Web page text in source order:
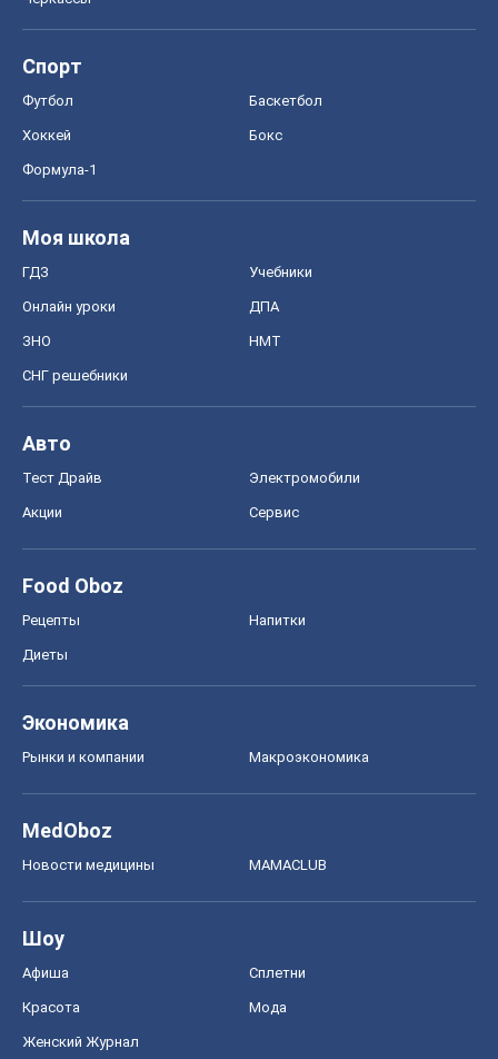
Спорт
Футбол Баскетбол
Хоккей Бокс
Формула-1
Моя школа
ГДЗ Учебники
Онлайн уроки ДПА
ЗНО НМТ
СНГ решебники
Авто
Тест Драйв Электромобили
Акции Сервис
Food Oboz
Рецепты Напитки
Диеты
Экономика
Рынки и компании Mакроэкономика
MedOboz
Новости медицины MAMACLUB
Шоу
Афиша Сплетни
Красота Мода
Женский Журнал